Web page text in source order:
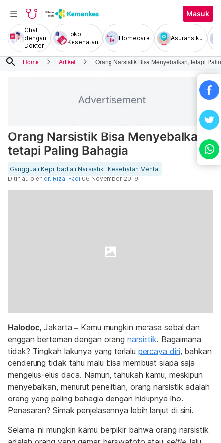
Masuk
Chat
dengan
Dokter
Toko
Kesehatan
Homecare Asuransiku
search Home Artikel Orang Narsistik Bisa Menyebalkan, tetapi
Orang Narsistik Bisa Menyebalkan,
tetapi Paling Bahagia
Gangguan Kepribadian Narsistik
Kesehatan Mental
Ditinjau oleh dr. Rizal Fadli06 November 2019
Halodoc, Jakarta – Kamu mungkin merasa sebal dan
enggan berteman dengan orang narsistik. Bagaimana
tidak? Tingkah lakunya yang terlalu percaya diri, bahkan
cenderung tidak tahu malu bisa membuat siapa saja
mengelus-elus dada. Namun, tahukah kamu, meskipun
menyebalkan, menurut penelitian, orang narsistik adalah
orang yang paling bahagia dengan hidupnya lho.
Penasaran? Simak penjelasannya lebih lanjut di sini.
Selama ini mungkin kamu berpikir bahwa orang narsistik